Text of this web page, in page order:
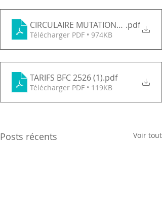
CIRCULAIRE MUTATIONS .pdf
Télécharger PDF • 974KB
TARIFS BFC 2526 (1).pdf
Télécharger PDF • 119KB
Posts récents Voir tout